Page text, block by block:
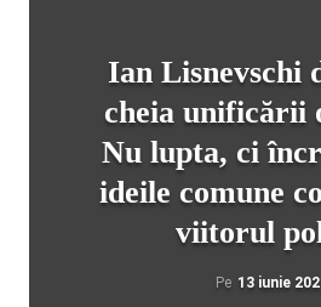
Ian Lisnevschi
cheia unificării
Nu lupta, ci
ideile comune
viitorul
Pe 13 iunie